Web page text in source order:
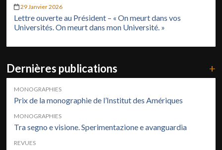
29 Janvier 2026
Lettre ouverte au Président – « On meurt dans vos
Universités. On meurt dans mon Université. »
Dernières publications +
MONOGRAPHIES
Prix de la monographie de l’Institut des Amériques
MONOGRAPHIES
Tra segno e visione. Sperimentazione e avanguardia
REVUES